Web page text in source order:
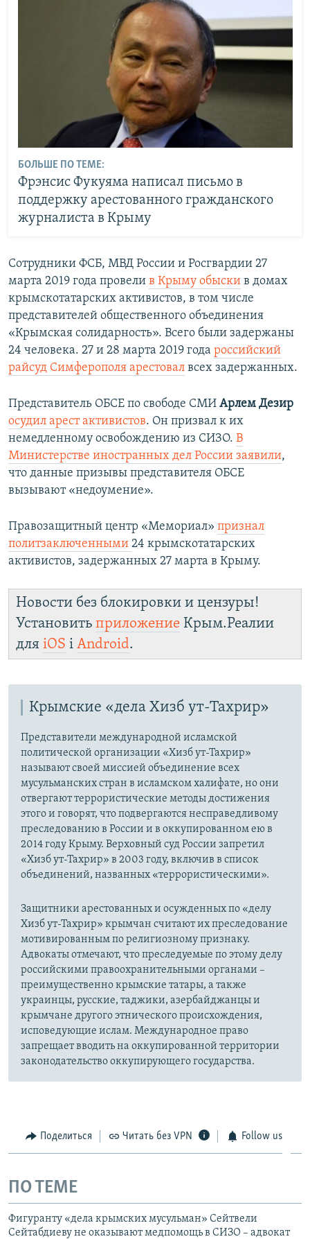
БОЛЬШЕ ПО ТЕМЕ:
Фрэнсис Фукуяма написал письмо в
поддержку арестованного гражданского
журналиста в Крыму
Сотрудники ФСБ, МВД России и Росгвардии 27
марта 2019 года провели в Крыму обыски в домах
крымскотатарских активистов, в том числе
представителей общественного объединения
«Крымская солидарность». Всего были задержаны
24 человека. 27 и 28 марта 2019 года российский
райсуд Симферополя арестовал всех задержанных.​
Представитель ОБСЕ по свободе СМИ Арлем Дезир
осудил арест активистов. Он призвал к их
немедленному освобождению из СИЗО. В
Министерстве иностранных дел России заявили,
что данные призывы представителя ОБСЕ
вызывают «недоумение».
Правозащитный центр «Мемориал» признал
политзаключенными 24 крымскотатарских
активистов, задержанных 27 марта в Крыму.
Новости без блокировки и цензуры!
Установить приложение Крым.Реалии
для iOS і Android.
Крымские «дела Хизб ут-Тахрир»
Представители международной исламской
политической организации «Хизб ут-Тахрир»
называют своей миссией объединение всех
мусульманских стран в исламском халифате, но они
отвергают террористические методы достижения
этого и говорят, что подвергаются несправедливому
преследованию в России и в оккупированном ею в
2014 году Крыму. Верховный суд России запретил
«Хизб ут-Тахрир» в 2003 году, включив в список
объединений, названных «террористическими».
Защитники арестованных и осужденных по «делу
Хизб ут-Тахрир» крымчан считают их преследование
мотивированным по религиозному признаку.
Адвокаты отмечают, что преследуемые по этому делу
российскими правоохранительными органами –
преимущественно крымские татары, а также
украинцы, русские, таджики, азербайджанцы и
крымчане другого этнического происхождения,
исповедующие ислам. Международное право
запрещает вводить на оккупированной территории
законодательство оккупирующего государства.
Поделиться Читать без VPN Follow us
ПО ТЕМЕ
Фигуранту «дела крымских мусульман» Сейтвели
Сейтабдиеву не оказывают медпомощь в СИЗО – адвокат